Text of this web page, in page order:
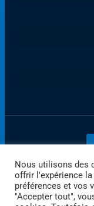
Nous utilisons des
offrir l'expérience
préférences et vos
"Accepter tout",